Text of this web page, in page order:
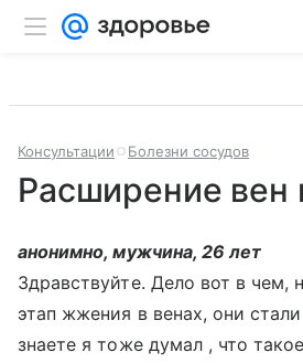
Консультации Болезни сосудов
Расширение вен
анонимно, мужчина, 26 лет
Здравствуйте. Дело вот в чем,
этап жжения в венах, они
знаете я тоже думал , что